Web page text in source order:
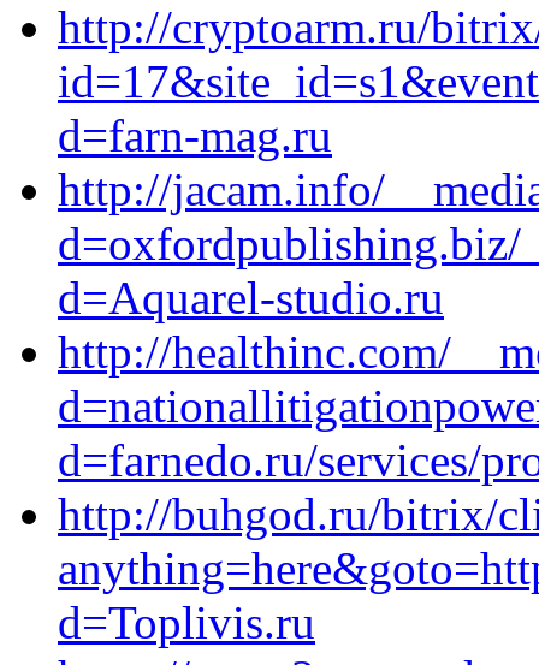
http://cryptoarm.ru/
d=farn-mag.ru
http://jacam.info/
d=oxfordpublishing.biz/
d=Aquarel-studio.ru
http://healthinc.com/
d=farnedo.ru/services/
http://buhgod.ru/bitrix/
d=Toplivis.ru